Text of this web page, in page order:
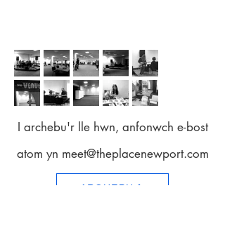
I archebu'r lle hwn, anfonwch e-bost
atom yn meet@theplacenewport.com
ARCHEBU